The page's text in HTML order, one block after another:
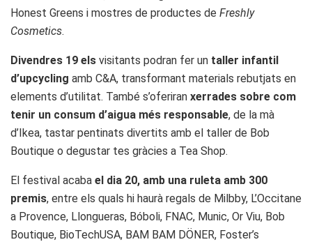
Honest Greens i mostres de productes de Freshly
Cosmetics.
Divendres 19 els visitants podran fer un taller infantil
d’upcycling amb C&A, transformant materials rebutjats en
elements d’utilitat. També s’oferiran xerrades sobre com
tenir un consum d’aigua més responsable, de la mà
d’Ikea, tastar pentinats divertits amb el taller de Bob
Boutique o degustar tes gràcies a Tea Shop.
El festival acaba el dia 20, amb una ruleta amb 300
premis, entre els quals hi haurà regals de Milbby, L’Occitane
a Provence, Llongueras, Bóboli, FNAC, Munic, Or Viu, Bob
Boutique, BioTechUSA, BAM BAM DÖNER, Foster’s